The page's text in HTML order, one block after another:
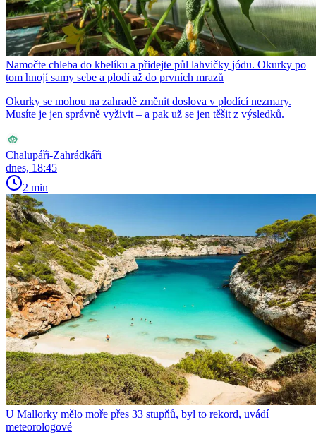
Namočte chleba do kbelíku a přidejte půl lahvičky jódu. Okurky po
tom hnojí samy sebe a plodí až do prvních mrazů
Okurky se mohou na zahradě změnit doslova v plodící nezmary.
Musíte je jen správně vyživit – a pak už se jen těšit z výsledků.
Chalupáři-Zahrádkáři
dnes, 18:45
2 min
U Mallorky mělo moře přes 33 stupňů, byl to rekord, uvádí
meteorologové